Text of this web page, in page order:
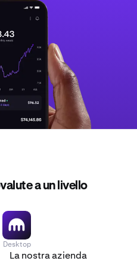
a un livello
Desktop
La nostra azienda